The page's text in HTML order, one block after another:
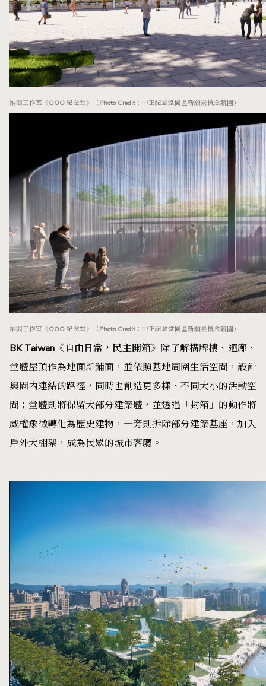
納悶工作室《OOO 紀念堂》（Photo Credit：中正紀念堂園區新願景概念競圖）
納悶工作室《OOO 紀念堂》（Photo Credit：中正紀念堂園區新願景概念競圖）
BK Taiwan《自由日常，民主開箱》 除了解構牌樓、迴廊、
堂體屋頂作為地面新鋪面，並依照基地周圍生活空間，設計
與園內連結的路徑，同時也創造更多樣、不同大小的活動空
間；堂體則將保留大部分建築體，並透過「封箱」的動作將
威權象徵轉化為歷史建物，一旁則拆除部分建築基座，加入
戶外大棚架，成為民眾的城市客廳。